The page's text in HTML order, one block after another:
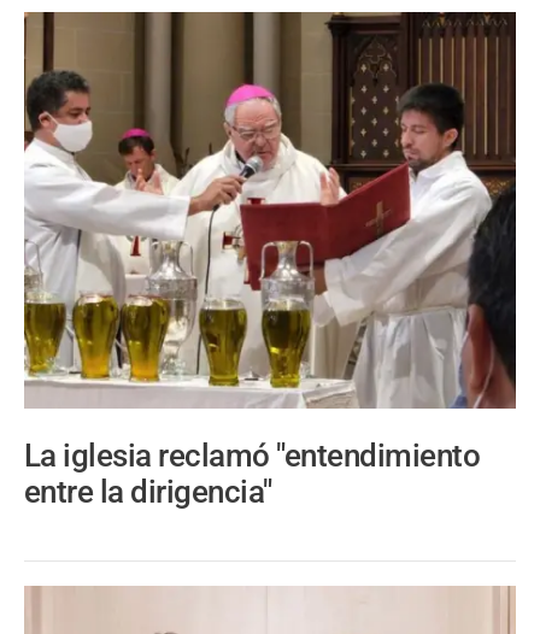
La iglesia reclamó "entendimiento
entre la dirigencia"